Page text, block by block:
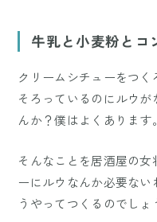
牛乳と小麦粉とコ
クリームシチューをつ
そろっているのにルウ
んか？僕はよくあります。
そんなことを居酒屋の
ーにルウなんか必要な
うやってつくるのでしょ